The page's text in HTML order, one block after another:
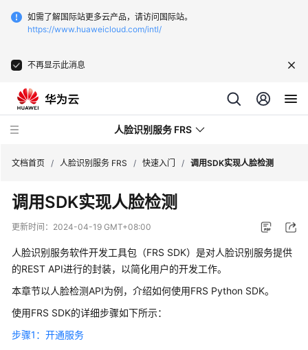
如需了解国际站更多云产品，请访问国际站。
https://www.huaweicloud.com/intl/
不再显示此消息
人脸识别服务 FRS
最
新
态
品
介
绍
文档首页 / 人脸识别服务 FRS / 快速入门 / 调用SDK实现人脸检测
调用SDK实现人脸检测
更新时间： 2024-04-19 GMT+08:00
人脸识别服务软件开发工具包（FRS SDK）是对人脸识别服务提供
的REST API进行的封装，以简化用户的开发工作。
本章节以人脸检测API为例，介绍如何使用FRS Python SDK。
使用FRS SDK的详细步骤如下所示：
步骤1：开通服务